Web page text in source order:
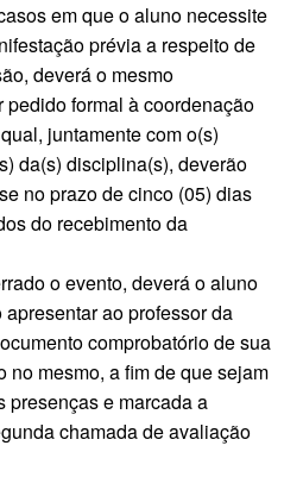
em que o aluno necessite
prévia a respeito de
deverá o mesmo
pedido formal à coordenação
juntamente com o(s)
da(s) disciplina(s), deverão
no prazo de cinco (05) dias
do recebimento da
o evento, deverá o aluno
ao professor da
comprobatório de sua
no mesmo, a fim de que sejam
presenças e marcada a
chamada de avaliação